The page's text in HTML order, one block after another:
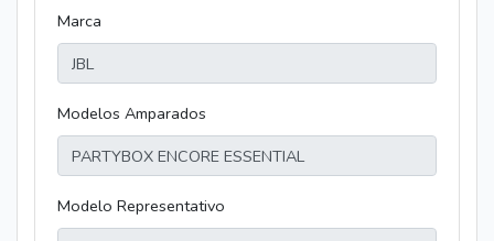
Marca
Modelos Amparados
Modelo Representativo